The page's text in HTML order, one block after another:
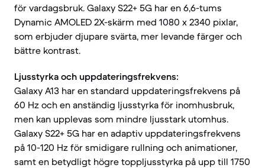
för vardagsbruk. Galaxy S22+ 5G har en 6,6-tums
Dynamic AMOLED 2X-skärm med 1080 x 2340 pixlar,
som erbjuder djupare svärta, mer levande färger och
bättre kontrast.
Ljusstyrka och uppdateringsfrekvens:
Galaxy A13 har en standard uppdateringsfrekvens på
60 Hz och en anständig ljusstyrka för inomhusbruk,
men kan upplevas som mindre ljusstark utomhus.
Galaxy S22+ 5G har en adaptiv uppdateringsfrekvens
på 10-120 Hz för smidigare rullning och animationer,
samt en betydligt högre toppljusstyrka på upp till 1750